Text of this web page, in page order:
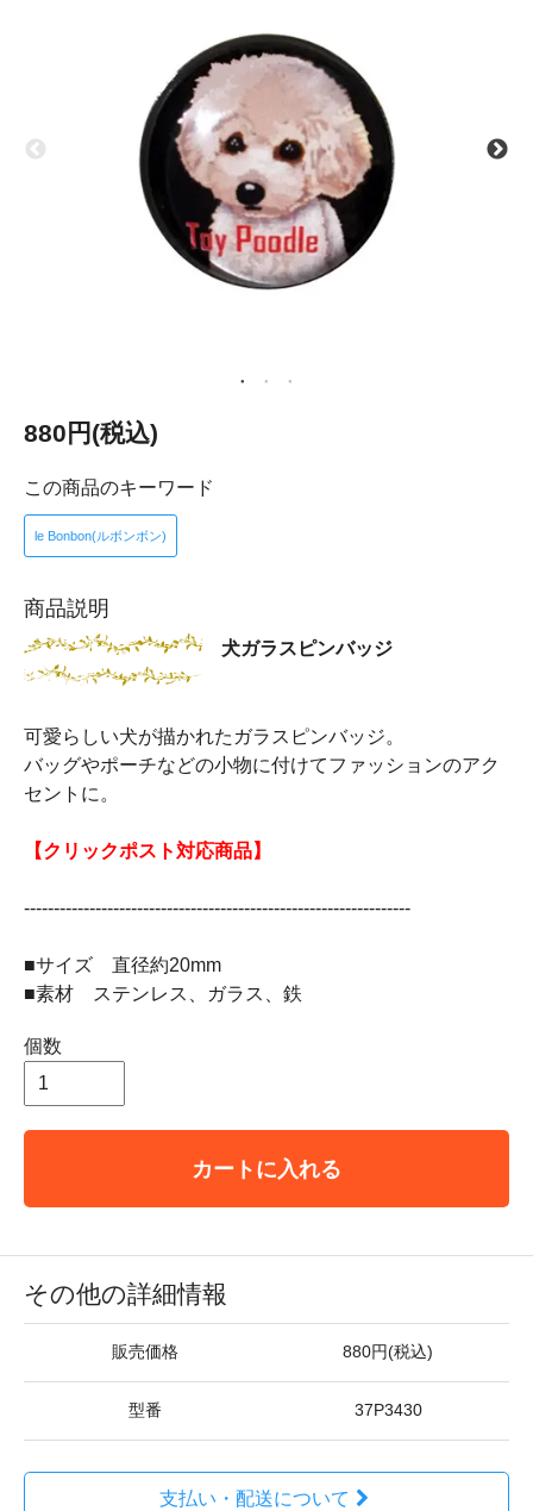
880円(税込)
この商品のキーワード
le Bonbon(ルボンボン)
商品説明
犬ガラスピンバッジ
可愛らしい犬が描かれたガラスピンバッジ。
バッグやポーチなどの小物に付けてファッションのアク
セントに。
【クリックポスト対応商品】
-----------------------------------------------------------------
■サイズ 直径約20mm
■素材 ステンレス、ガラス、鉄
個数
カートに入れる
その他の詳細情報
販売価格 880円(税込)
型番 37P3430
支払い・配送について